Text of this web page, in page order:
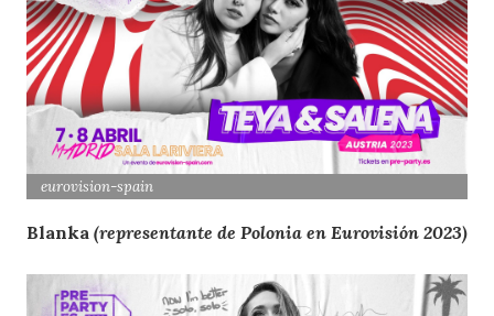
eurovision-spain
Blanka (representante de Polonia en Eurovisión 2023)